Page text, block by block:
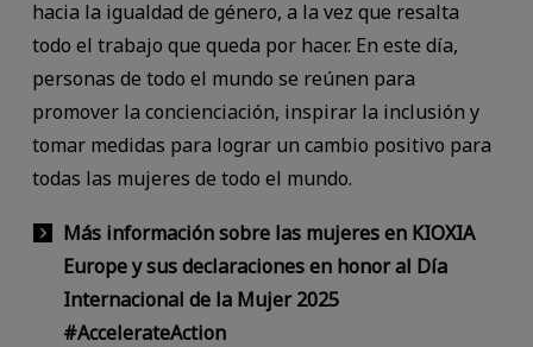
hacia la igualdad de género, a la vez que resalta
todo el trabajo que queda por hacer. En este día,
personas de todo el mundo se reúnen para
promover la concienciación, inspirar la inclusión y
tomar medidas para lograr un cambio positivo para
todas las mujeres de todo el mundo.
Más información sobre las mujeres en KIOXIA
Europe y sus declaraciones en honor al Día
Internacional de la Mujer 2025
#AccelerateAction